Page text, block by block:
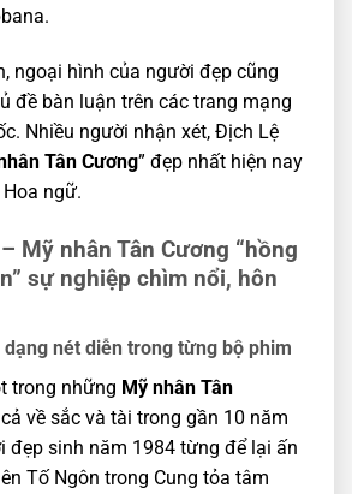
ngoại hình của người đẹp cũng
đề bàn luận trên các trang mạng
Nhiều người nhận xét, Địch Lệ
Tân Cương” đẹp nhất hiện nay
ngữ.
Mỹ nhân Tân Cương “hồng
sự nghiệp chìm nổi, hôn
nét diễn trong từng bộ phim
trong những Mỹ nhân Tân
về sắc và tài trong gần 10 năm
đẹp sinh năm 1984 từng để lại ấn
Tố Ngôn trong Cung tỏa tâm